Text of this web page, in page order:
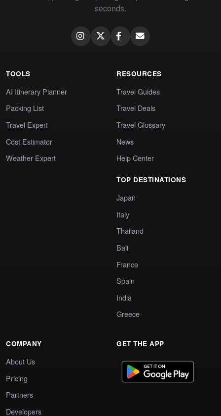
seconds.
TOOLS
AI Itinerary Planner
Packing List
Travel Expert
Cost Estimator
Weather Expert
RESOURCES
Travel Guides
Travel Deals
Travel Glossary
News
Help Center
TOP DESTINATIONS
Japan
Italy
Thailand
Bali
France
Spain
India
Greece
COMPANY
About Us
Pricing
Partners
Developers
GET THE APP